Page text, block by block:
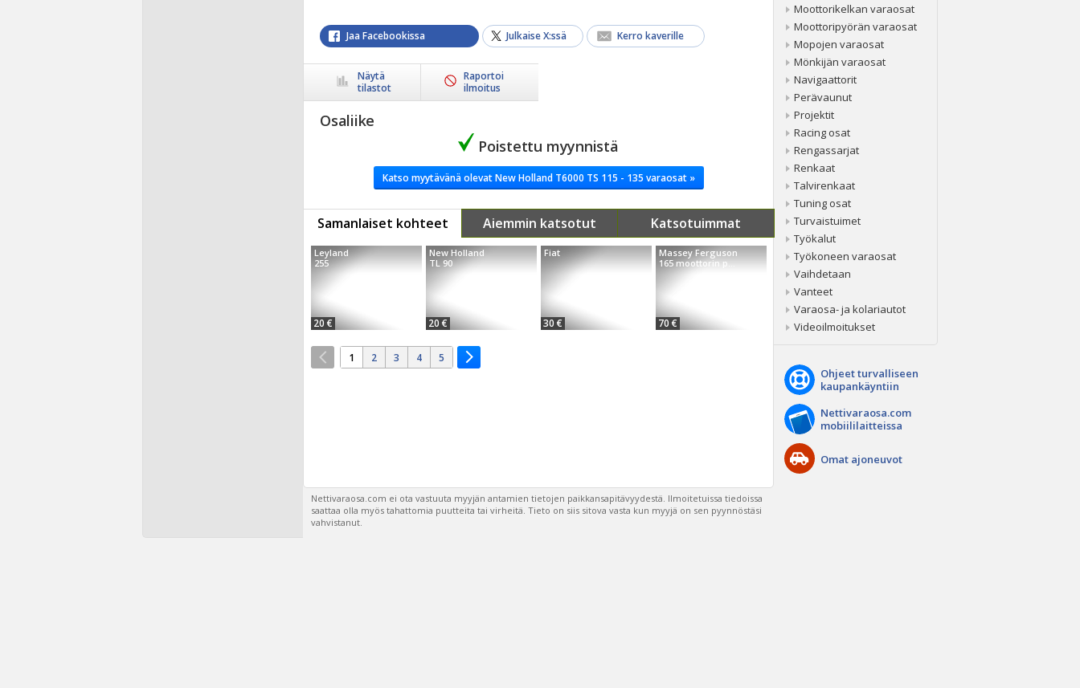
Jaa Facebookissa Julkaise X:ssä Kerro kaverille
Näytä
tilastot
Raportoi
ilmoitus
Osaliike
Poistettu myynnistä
Katso myytävänä olevat New Holland T6000 TS 115 - 135 varaosat »
Samanlaiset kohteet Aiemmin katsotut Katsotuimmat
Leyland
255
20 €
New Holland
TL 90
20 €
Fiat
30 €
Massey Ferguson
165 moottorin p...
70 €
1 2 3 4 5
Nettivaraosa.com ei ota vastuuta myyjän antamien tietojen paikkansapitävyydestä. Ilmoitetuissa tiedoissa
saattaa olla myös tahattomia puutteita tai virheitä. Tieto on siis sitova vasta kun myyjä on sen pyynnöstäsi
vahvistanut.
Moottorikelkan varaosat
Moottoripyörän varaosat
Mopojen varaosat
Mönkijän varaosat
Navigaattorit
Perävaunut
Projektit
Racing osat
Rengassarjat
Renkaat
Talvirenkaat
Tuning osat
Turvaistuimet
Työkalut
Työkoneen varaosat
Vaihdetaan
Vanteet
Varaosa- ja kolariautot
Videoilmoitukset
Ohjeet turvalliseen
kaupankäyntiin
Nettivaraosa.com
mobiililaitteissa
Omat ajoneuvot